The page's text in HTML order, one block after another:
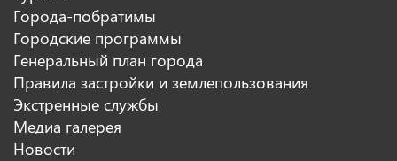
Города-побратимы
Городские программы
Генеральный план города
Правила застройки и землепользования
Экстренные службы
Медиа галерея
Новости